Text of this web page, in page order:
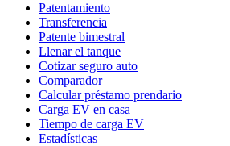
Patentamiento
Transferencia
Patente bimestral
Llenar el tanque
Cotizar seguro auto
Comparador
Calcular préstamo prendario
Carga EV en casa
Tiempo de carga EV
Estadísticas